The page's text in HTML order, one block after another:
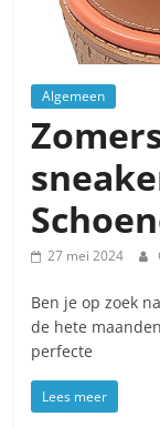
Algemeen
27 mei 2024
Ben je op zoek
de hete
perfecte
Lees meer